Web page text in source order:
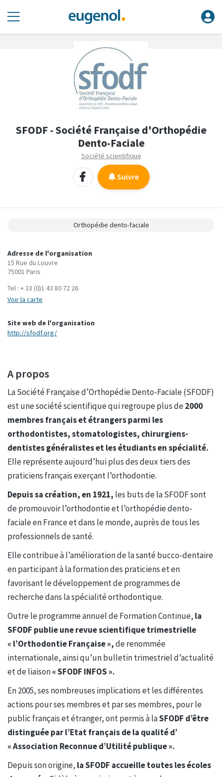
SFODF - Société Française d'Orthopédie
Dento-Faciale
Société scientifique
Suivre
A propos
La Société Française d’Orthopédie Dento-Faciale (SFODF)
est une société scientifique qui regroupe plus de2000
membres français et étrangers parmi les
orthodontistes, stomatologistes, chirurgiens-
dentistes généralistes et les étudiants en spécialité.
Elle représente aujourd’hui plus des deux tiers des
praticiens français exerçant l’orthodontie.
Depuis sa création, en 1921, les buts de la SFODF sont
de promouvoir l’orthodontie et l’orthopédie dento-
faciale en France et dans le monde, auprès de tous les
professionnels de santé.
Elle contribue à l’amélioration de la santé bucco-dentaire
en participant à la formation des praticiens et en
favorisant le développement de programmes de
recherche dans la spécialité orthodontique.
Outre le programme annuel de Formation Continue, la
SFODF publie une revue scientifique trimestrielle
« l’Orthodontie Française »,de renommée
internationale, ainsi qu’un bulletin trimestriel d’actualité
et de liaison« SFODF INFOS ».
En 2005, ses nombreuses implications et les différentes
actions pour ses membres et par ses membres, pour le
public français et étranger, ont permis à laSFODF d’être
distinguée par l’Etat français de la qualité d’
« Association Reconnue d’Utilité publique ».
Depuis son origine, la SFODF accueille toutes les écoles
Orthopédie dento-faciale
Adresse de l'organisation
15 Rue du Louvre
75001 Paris
Tel : + 33 (0)1 43 80 72 26
Voir la carte
Site web de l'organisation
http://sfodf.org/